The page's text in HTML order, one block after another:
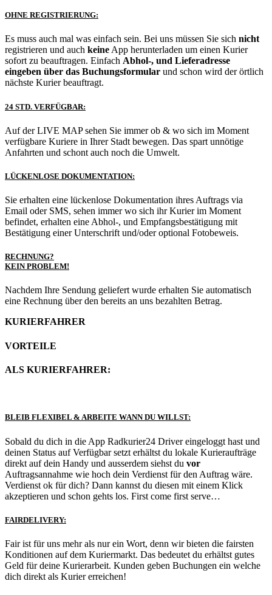
OHNE REGISTRIERUNG:
Es muss auch mal was einfach sein. Bei uns müssen Sie sich nicht
registrieren und auch keine App herunterladen um einen Kurier
sofort zu beauftragen. Einfach Abhol-, und Lieferadresse
eingeben über das Buchungsformular und schon wird der örtlich
nächste Kurier beauftragt.
24 STD. VERFÜGBAR:
Auf der LIVE MAP sehen Sie immer ob & wo sich im Moment
verfügbare Kuriere in Ihrer Stadt bewegen. Das spart unnötige
Anfahrten und schont auch noch die Umwelt.
LÜCKENLOSE DOKUMENTATION:
Sie erhalten eine lückenlose Dokumentation ihres Auftrags via
Email oder SMS, sehen immer wo sich ihr Kurier im Moment
befindet, erhalten eine Abhol-, und Empfangsbestätigung mit
Bestätigung einer Unterschrift und/oder optional Fotobeweis.
RECHNUNG?
KEIN PROBLEM!
Nachdem Ihre Sendung geliefert wurde erhalten Sie automatisch
eine Rechnung über den bereits an uns bezahlten Betrag.
KURIERFAHRER
VORTEILE
ALS KURIERFAHRER:
BLEIB FLEXIBEL & ARBEITE WANN DU WILLST:
Sobald du dich in die App Radkurier24 Driver eingeloggt hast und
deinen Status auf Verfügbar setzt erhältst du lokale Kurieraufträge
direkt auf dein Handy und ausserdem siehst du vor
Auftragsannahme wie hoch dein Verdienst für den Auftrag wäre.
Verdienst ok für dich? Dann kannst du diesen mit einem Klick
akzeptieren und schon gehts los. First come first serve…
FAIRDELIVERY:
Fair ist für uns mehr als nur ein Wort, denn wir bieten die fairsten
Konditionen auf dem Kuriermarkt. Das bedeutet du erhältst gutes
Geld für deine Kurierarbeit. Kunden geben Buchungen ein welche
dich direkt als Kurier erreichen!